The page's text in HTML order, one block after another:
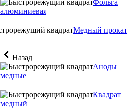
Фольга
алюминиевая
Медный прокат
Назад
Аноды
медные
Квадрат
медный